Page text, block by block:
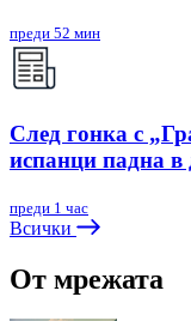
преди 52 мин
След гонка с
испанци падна в
преди 1 час
Всички
От мрежата